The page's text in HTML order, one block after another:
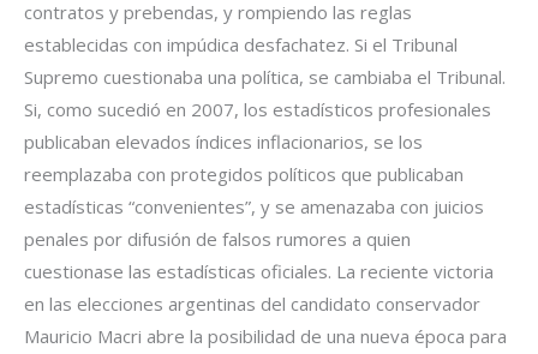
contratos y prebendas, y rompiendo las reglas
establecidas con impúdica desfachatez. Si el Tribunal
Supremo cuestionaba una política, se cambiaba el Tribunal.
Si, como sucedió en 2007, los estadísticos profesionales
publicaban elevados índices inflacionarios, se los
reemplazaba con protegidos políticos que publicaban
estadísticas “convenientes”, y se amenazaba con juicios
penales por difusión de falsos rumores a quien
cuestionase las estadísticas oficiales. La reciente victoria
en las elecciones argentinas del candidato conservador
Mauricio Macri abre la posibilidad de una nueva época para